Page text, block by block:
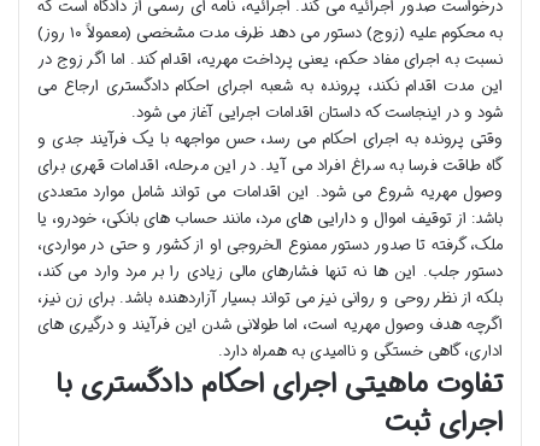
درخواست صدور اجرائیه می کند. اجرائیه، نامه ای رسمی از دادگاه است که
به محکوم علیه (زوج) دستور می دهد ظرف مدت مشخصی (معمولاً ۱۰ روز)
نسبت به اجرای مفاد حکم، یعنی پرداخت مهریه، اقدام کند. اما اگر زوج در
این مدت اقدام نکند، پرونده به شعبه اجرای احکام دادگستری ارجاع می
شود و در اینجاست که داستان اقدامات اجرایی آغاز می شود.
وقتی پرونده به اجرای احکام می رسد، حس مواجهه با یک فرآیند جدی و
گاه طاقت فرسا به سراغ افراد می آید. در این مرحله، اقدامات قهری برای
وصول مهریه شروع می شود. این اقدامات می تواند شامل موارد متعددی
باشد: از توقیف اموال و دارایی های مرد، مانند حساب های بانکی، خودرو، یا
ملک، گرفته تا صدور دستور ممنوع الخروجی او از کشور و حتی در مواردی،
دستور جلب. این ها نه تنها فشارهای مالی زیادی را بر مرد وارد می کند،
بلکه از نظر روحی و روانی نیز می تواند بسیار آزاردهنده باشد. برای زن نیز،
اگرچه هدف وصول مهریه است، اما طولانی شدن این فرآیند و درگیری های
اداری، گاهی خستگی و ناامیدی به همراه دارد.
تفاوت ماهیتی اجرای احکام دادگستری با
اجرای ثبت